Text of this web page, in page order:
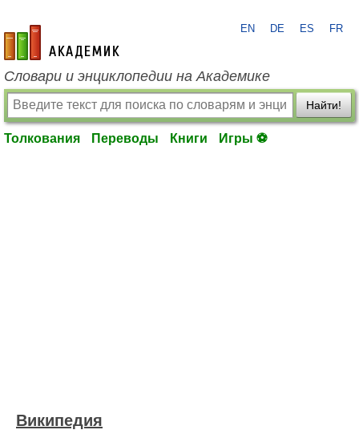
academic.ru
EN DE ES FR
Словари и энциклопедии на Академике
Найти!
Толкования Переводы Книги Игры ⚽
Википедия